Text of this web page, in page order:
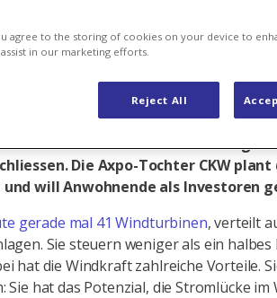
Windenergie wird gerade erst
kann einen sinnvollen Beitrag
Die Axpo-Tochter CKW plant
und will Anwohnende als Investoren
gerade mal 41 Windturbinen, verteilt
Sie steuern weniger als ein halbes
hat die Windkraft zahlreiche Vorteile.
hat das Potenzial, die Stromlücke im
agree to the storing of cookies on your device to
in our marketing efforts.
Reject All